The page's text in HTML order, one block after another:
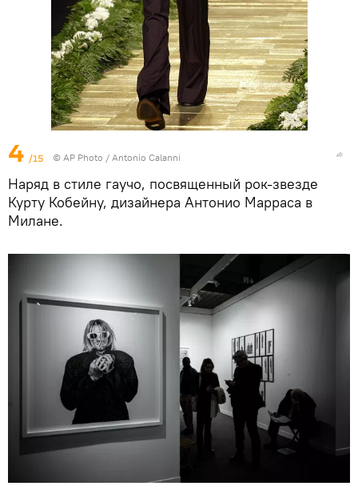
4 /15 © AP Photo / Antonio Calanni
Наряд в стиле гаучо, посвященный рок-звезде
Курту Кобейну, дизайнера Антонио Марраса в
Милане.